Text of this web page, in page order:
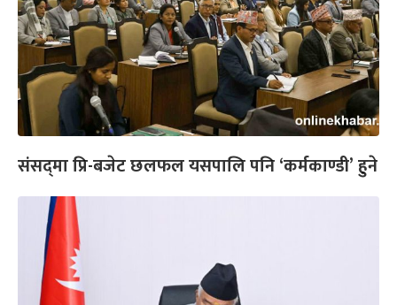
संसद्‌मा प्रि-बजेट छलफल यसपालि पनि ‘कर्मकाण्डी’ हुने